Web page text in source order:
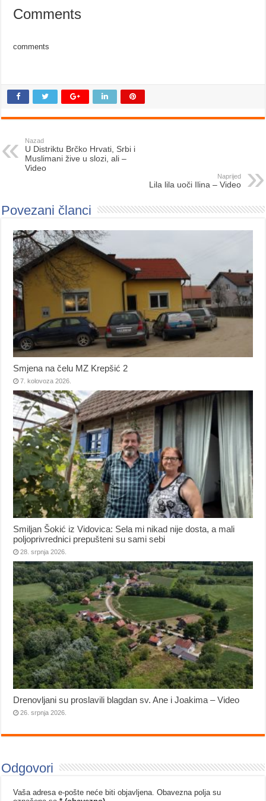
Comments
comments
Nazad
U Distriktu Brčko Hrvati, Srbi i
Muslimani žive u slozi, ali –
Video
Naprijed
Lila lila uoči Ilina – Video
Povezani članci
Smjena na čelu MZ Krepšić 2
7. kolovoza 2026.
Smiljan Šokić iz Vidovica: Sela mi nikad nije dosta, a mali
poljoprivrednici prepušteni su sami sebi
28. srpnja 2026.
Drenovljani su proslavili blagdan sv. Ane i Joakima – Video
26. srpnja 2026.
Odgovori
Vaša adresa e-pošte neće biti objavljena. Obavezna polja su